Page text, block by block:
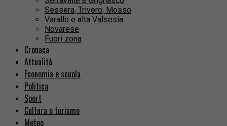
Sessera, Trivero, Mosso
Varallo e alta Valsesia
Novarese
Fuori zona
Cronaca
Attualità
Economia e scuola
Politica
Sport
Cultura e turismo
Meteo